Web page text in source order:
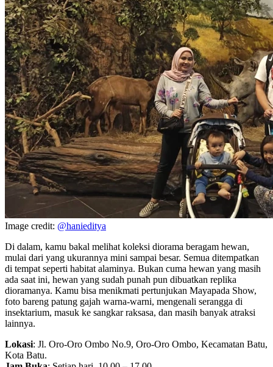
Image credit: @hanieditya
Di dalam, kamu bakal melihat koleksi diorama beragam hewan,
mulai dari yang ukurannya mini sampai besar. Semua ditempatkan
di tempat seperti habitat alaminya. Bukan cuma hewan yang masih
ada saat ini, hewan yang sudah punah pun dibuatkan replika
dioramanya. Kamu bisa menikmati pertunjukan Mayapada Show,
foto bareng patung gajah warna-warni, mengenali serangga di
insektarium, masuk ke sangkar raksasa, dan masih banyak atraksi
lainnya.
Lokasi: Jl. Oro-Oro Ombo No.9, Oro-Oro Ombo, Kecamatan Batu,
Kota Batu.